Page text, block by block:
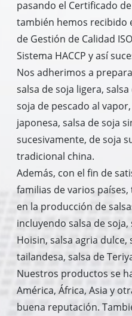
pasando el Certificado
también hemos recibido
de Gestión de Calidad
Sistema HACCP y así
Nos adherimos a
salsa de soja ligera,
soja de pescado al
japonesa, salsa de soja
sucesivamente, de soja
tradicional china.
Además, con el fin de
familias de varios
en la producción de
incluyendo salsa de soja,
Hoisin, salsa agria dulce,
tailandesa, salsa de
Nuestros productos se
América, África, Asia y
buena reputación.